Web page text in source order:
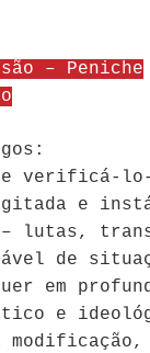
– Peniche
e verificá-
e
lutas,
de
em
e
modificação,